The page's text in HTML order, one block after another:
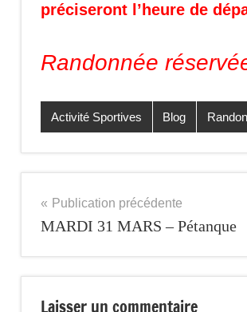
préciseront l’heure de
Randonnée
Activité Sportives Blog
Navigation
de
l’article
Publication précédente
MARDI 31 MARS – Pétanque
Laisser un commentaire